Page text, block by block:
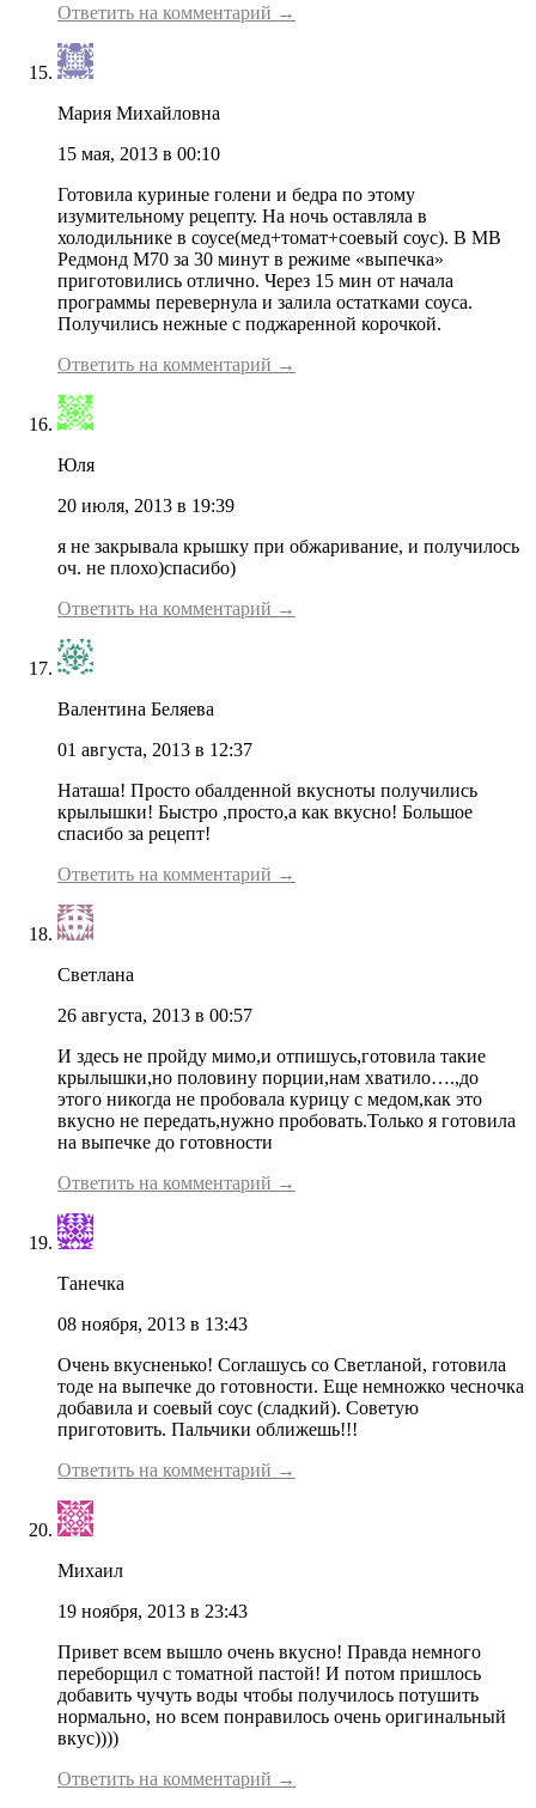
Ответить на комментарий →
Мария Михайловна
15 мая, 2013 в 00:10
Готовила куриные голени и бедра по этому
изумительному рецепту. На ночь оставляла в
холодильнике в соусе(мед+томат+соевый соус). В МВ
Редмонд М70 за 30 минут в режиме «выпечка»
приготовились отлично. Через 15 мин от начала
программы перевернула и залила остатками соуса.
Получились нежные с поджаренной корочкой.
Ответить на комментарий →
Юля
20 июля, 2013 в 19:39
я не закрывала крышку при обжаривание, и получилось
оч. не плохо)спасибо)
Ответить на комментарий →
Валентина Беляева
01 августа, 2013 в 12:37
Наташа! Просто обалденной вкусноты получились
крылышки! Быстро ,просто,а как вкусно! Большое
спасибо за рецепт!
Ответить на комментарий →
Светлана
26 августа, 2013 в 00:57
И здесь не пройду мимо,и отпишусь,готовила такие
крылышки,но половину порции,нам хватило….,до
этого никогда не пробовала курицу с медом,как это
вкусно не передать,нужно пробовать.Только я готовила
на выпечке до готовности
Ответить на комментарий →
Танечка
08 ноября, 2013 в 13:43
Очень вкусненько! Соглашусь со Светланой, готовила
тоде на выпечке до готовности. Еще немножко чесночка
добавила и соевый соус (сладкий). Советую
приготовить. Пальчики оближешь!!!
Ответить на комментарий →
Михаил
19 ноября, 2013 в 23:43
Привет всем вышло очень вкусно! Правда немного
переборщил с томатной пастой! И потом пришлось
добавить чучуть воды чтобы получилось потушить
нормально, но всем понравилось очень оригинальный
вкус))))
Ответить на комментарий →